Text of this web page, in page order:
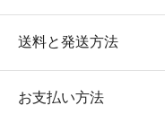
送料と発送方法
お支払い方法